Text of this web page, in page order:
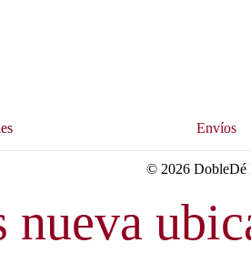
Envíos
© 2026 DobleDé
nueva